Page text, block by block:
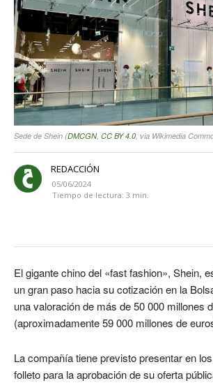
Sede de Shein (DMCGN, CC BY 4.0, via Wikimedia
REDACCIÓN
05/06/2024
Tiempo de lectura: 3 min.
El gigante chino del «fast fashion», Shein,
un gran paso hacia su cotización en la
una valoración de más de 50 000 millones
(aproximadamente 59 000 millones de
La compañía tiene previsto presentar en
folleto para la aprobación de su oferta